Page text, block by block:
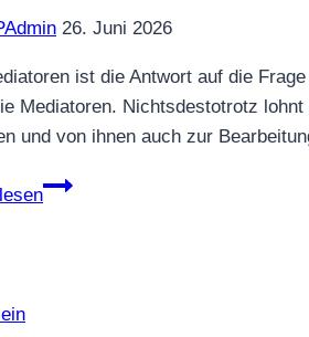
–
Vom
Umgang
mit
in
26. Juni 2026
ist die Antwort auf die
Mediatoren. Nichtsdestotrotz
und von ihnen auch zur
Themenwahl